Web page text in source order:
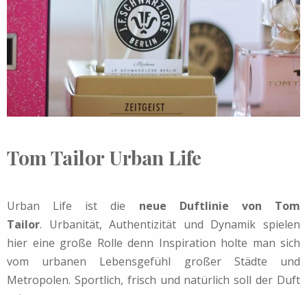
Tom Tailor Urban Life
Urban Life ist die neue Duftlinie von Tom
Tailor. Urbanität, Authentizität und Dynamik spielen
hier eine große Rolle denn Inspiration holte man sich
vom urbanen Lebensgefühl großer Städte und
Metropolen. Sportlich, frisch und natürlich soll der Duft